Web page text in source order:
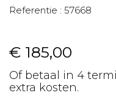
Referentie : 57668
€ 185,00
Of betaal in 4
extra kosten.